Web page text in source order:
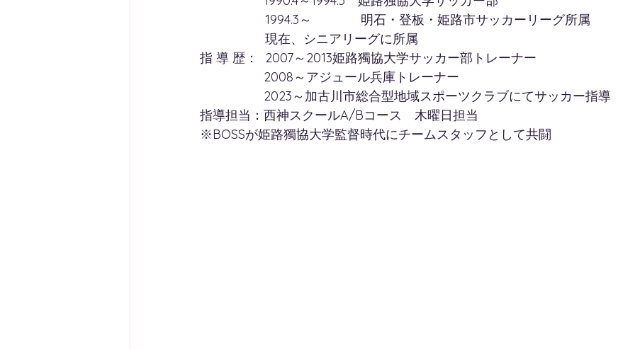
1994.3～　　　   明石・登板・姫路市サッカーリーグ所属
現在、シニアリーグに所属
指 導 歴：  2007～2013姫路獨協大学サッカー部トレーナー
2008～アジュール兵庫トレーナー
2023～加古川市総合型地域スポーツクラブにてサッカー指導
指導担当：西神スクールA/Bコース　木曜日担当
※BOSSが姫路獨協大学監督時代にチームスタッフとして共闘